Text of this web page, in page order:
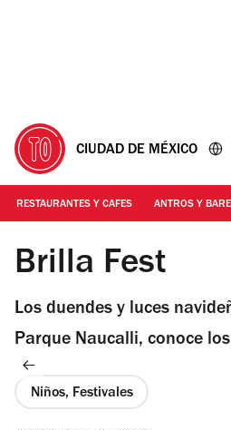
CIUDAD DE MÉXICO
RESTAURANTES Y CAFES ANTROS Y
Foto: Cortesía Brilla Fest
Brilla Fest
Los duendes y luces
Parque Naucalli, conoce
Niños, Festivales